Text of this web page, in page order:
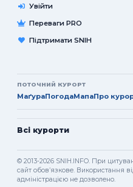
Увійти
Переваги PRO
Підтримати SNIH
ПОТОЧНИЙ КУРОРТ
МаґураПогодаМапаПро
Всі курорти
© 2013-2026 SNIH.INFO. При
сайт обовʼязкове. Використання
адміністрацією не дозволено.